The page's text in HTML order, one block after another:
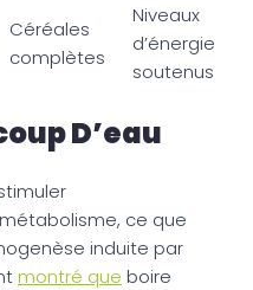
Céréales
complètes
Niveaux
d’énergie
soutenus
D’eau
ce que
induite par
montré que boire